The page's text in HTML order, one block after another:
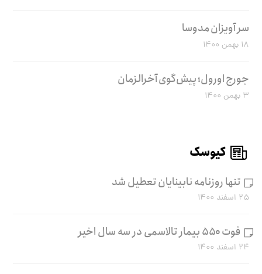
سر آویزان مدوسا
۱۸ بهمن ۱۴۰۰
جورج اورول؛ پیش‌گوی آخرالزمان
۳ بهمن ۱۴۰۰
کیوسک
تنها روزنامه نابینایان تعطیل شد
۲۵ اسفند ۱۴۰۰
فوت ۵۵۰ بیمار تالاسمی در سه سال اخیر
۲۴ اسفند ۱۴۰۰